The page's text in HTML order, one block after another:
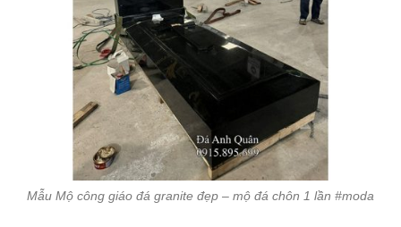
Mẫu Mộ công giáo đá granite đẹp – mộ đá chôn 1 lần #moda